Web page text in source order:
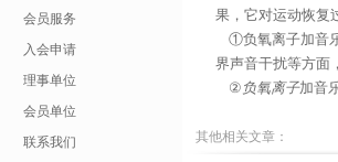
会员服务
入会申请
理事单位
会员单位
联系我们
果，它对运动恢复
①负氧离子加音
界声音干扰等方面
② 负氧离子加音
其他相关文章：